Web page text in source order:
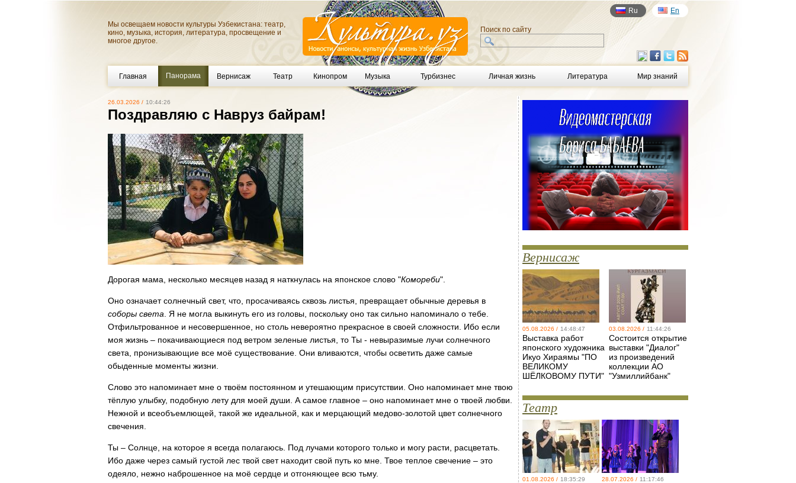
Мы освещаем новости культуры Узбекистана: театр,
кино, музыка, история, литература, просвещение и
многое другое.
Ru En
Поиск по сайту
Главная Панорама Вернисаж Театр Кинопром Музыка Турбизнес Личная жизнь Литература Мир знаний
26.03.2026 / 10:44:26
Поздравляю с Навруз байрам!
Дорогая мама, несколько месяцев назад я наткнулась на японское слово "Комореби".
Оно означает солнечный свет, что, просачиваясь сквозь листья, превращает обычные деревья в
соборы света . Я не могла выкинуть его из головы, поскольку оно так сильно напоминало о тебе.
Отфильтрованное и несовершенное, но столь невероятно прекрасное в своей сложности. Ибо если
моя жизнь – покачивающиеся под ветром зеленые листья, то Ты - невыразимые лучи солнечного
света, пронизывающие все моё существование. Они вливаются, чтобы осветить даже самые
обыденные моменты жизни.
Слово это напоминает мне о твоём постоянном и утешающим присутствии. Оно напоминает мне твою
тёплую улыбку, подобную лету для моей души. А самое главное – оно напоминает мне о твоей любви.
Нежной и всеобъемлющей, такой же идеальной, как и мерцающий медово-золотой цвет солнечного
свечения.
Ты – Солнце, на которое я всегда полагаюсь. Под лучами которого только и могу расти, расцветать.
Ибо даже через самый густой лес твой свет находит свой путь ко мне. Твое теплое свечение – это
одеяло, нежно наброшенное на моё сердце и отгоняющее всю тьму.
Вернисаж
05.08.2026 / 14:48:47
Выставка работ
японского художника
Икуо Хираямы "ПО
ВЕЛИКОМУ
ШЁЛКОВОМУ ПУТИ"
03.08.2026 / 11:44:26
Состоится открытие
выставки "Диалог"
из произведений
коллекции АО
"Узмиллийбанк"
Театр
01.08.2026 / 18:35:29 28.07.2026 / 11:17:46